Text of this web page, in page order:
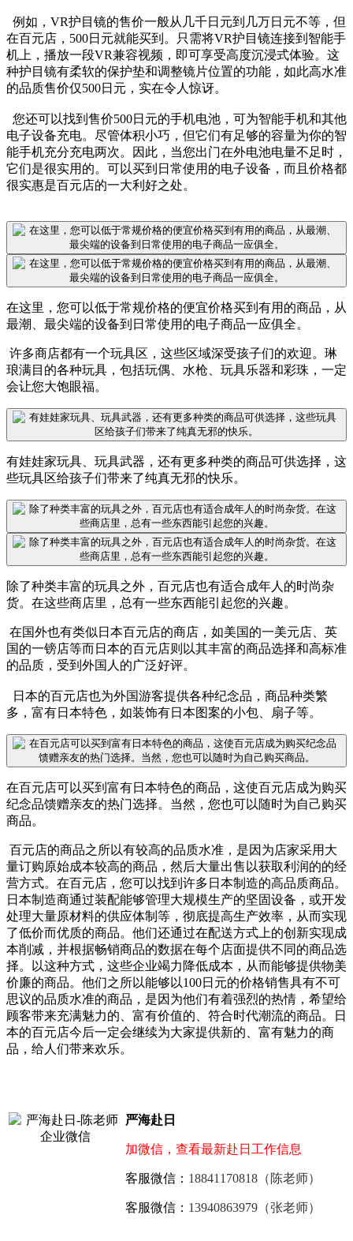
例如，VR护目镜的售价一般从几千日元到几万日元不等，但
在百元店，500日元就能买到。只需将VR护目镜连接到智能手
机上，播放一段VR兼容视频，即可享受高度沉浸式体验。这
种护目镜有柔软的保护垫和调整镜片位置的功能，如此高水准
的品质售价仅500日元，实在令人惊讶。
您还可以找到售价500日元的手机电池，可为智能手机和其他
电子设备充电。尽管体积小巧，但它们有足够的容量为你的智
能手机充分充电两次。因此，当您出门在外电池电量不足时，
它们是很实用的。可以买到日常使用的电子设备，而且价格都
很实惠是百元店的一大利好之处。
在这里，您可以低于常规价格的便宜价格买到有用的商品，从
最潮、最尖端的设备到日常使用的电子商品一应俱全。
许多商店都有一个玩具区，这些区域深受孩子们的欢迎。琳
琅满目的各种玩具，包括玩偶、水枪、玩具乐器和彩珠，一定
会让您大饱眼福。
有娃娃家玩具、玩具武器，还有更多种类的商品可供选择，这
些玩具区给孩子们带来了纯真无邪的快乐。
除了种类丰富的玩具之外，百元店也有适合成年人的时尚杂
货。在这些商店里，总有一些东西能引起您的兴趣。
在国外也有类似日本百元店的商店，如美国的一美元店、英
国的一镑店等而日本的百元店则以其丰富的商品选择和高标准
的品质，受到外国人的广泛好评。
日本的百元店也为外国游客提供各种纪念品，商品种类繁
多，富有日本特色，如装饰有日本图案的小包、扇子等。
在百元店可以买到富有日本特色的商品，这使百元店成为购买
纪念品馈赠亲友的热门选择。当然，您也可以随时为自己购买
商品。
百元店的商品之所以有较高的品质水准，是因为店家采用大
量订购原始成本较高的商品，然后大量出售以获取利润的的经
营方式。在百元店，您可以找到许多日本制造的高品质商品。
日本制造商通过装配能够管理大规模生产的坚固设备，或开发
处理大量原材料的供应体制等，彻底提高生产效率，从而实现
了低价而优质的商品。他们还通过在配送方式上的创新实现成
本削减，并根据畅销商品的数据在每个店面提供不同的商品选
择。以这种方式，这些企业竭力降低成本，从而能够提供物美
价廉的商品。他们之所以能够以100日元的价格销售具有不可
思议的品质水准的商品，是因为他们有着强烈的热情，希望给
顾客带来充满魅力的、富有价值的、符合时代潮流的商品。日
本的百元店今后一定会继续为大家提供新的、富有魅力的商
品，给人们带来欢乐。
严海赴日
加微信，查看最新赴日工作信息
客服微信： 18841170818（陈老师）
客服微信： 13940863979（张老师）